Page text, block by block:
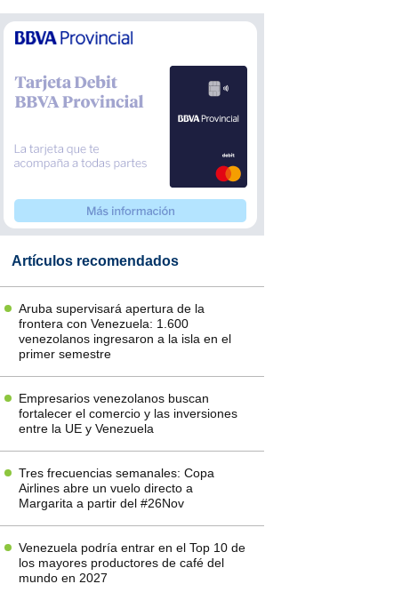
Artículos recomendados
Aruba supervisará apertura de la
frontera con Venezuela: 1.600
venezolanos ingresaron a la isla en el
primer semestre
Empresarios venezolanos buscan
fortalecer el comercio y las inversiones
entre la UE y Venezuela
Tres frecuencias semanales: Copa
Airlines abre un vuelo directo a
Margarita a partir del #26Nov
Venezuela podría entrar en el Top 10 de
los mayores productores de café del
mundo en 2027